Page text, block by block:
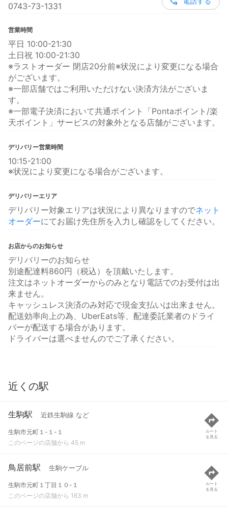
0743-73-1331
営業時間
平日 10:00-21:30
土日祝 10:00-21:30
※ラストオーダー 閉店20分前※状況により変更になる場合
がございます。
※一部店舗ではご利用いただけない決済方法がございま
す。
※一部電子決済において共通ポイント「Pontaポイント/楽
天ポイント」サービスの対象外となる店舗がございます。
デリバリー営業時間
10:15-21:00
※状況により変更になる場合がございます。
デリバリーエリア
デリバリー対象エリアは状況により異なりますのでネット
オーダーにてお届け先住所を入力し確認をしてください。
お店からのお知らせ
デリバリーのお知らせ
別途配達料860円（税込）を頂戴いたします。
注文はネットオーダーからのみとなり電話でのお受付は出
来ません。
キャッシュレス決済のみ対応で現金支払いは出来ません。
配送効率向上の為、UberEats等、配達委託業者のドライ
バーが配送する場合があります。
ドライバーは選べませんのでご了承ください。
近くの駅
生駒駅 近鉄生駒線 など
生駒市元町１-１-１
このページの店舗から 45 m
ルート
を見る
鳥居前駅 生駒ケーブル
生駒市元町１丁目１０-１
このページの店舗から 163 m
ルート
を見る